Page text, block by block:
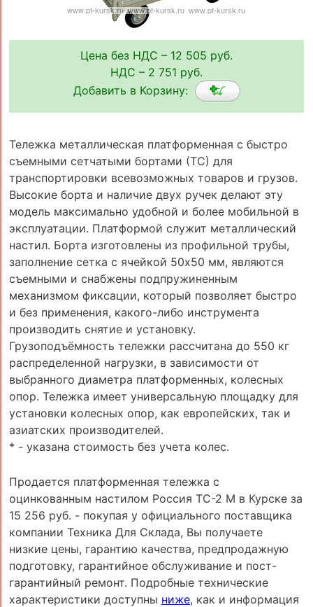
Цена без НДС – 12 505 руб.
НДС – 2 751 руб.
Добавить в Корзину:
Тележка металлическая платформенная с быстро
съемными сетчатыми бортами (ТС) для
транспортировки всевозможных товаров и грузов.
Высокие борта и наличие двух ручек делают эту
модель максимально удобной и более мобильной в
эксплуатации. Платформой служит металлический
настил. Борта изготовлены из профильной трубы,
заполнение сетка с ячейкой 50х50 мм, являются
съемными и снабжены подпружиненным
механизмом фиксации, который позволяет быстро
и без применения, какого-либо инструмента
производить снятие и установку.
Грузоподъёмность тележки рассчитана до 550 кг
распределенной нагрузки, в зависимости от
выбранного диаметра платформенных, колесных
опор. Тележка имеет универсальную площадку для
установки колесных опор, как европейских, так и
азиатских производителей.
* - указана стоимость без учета колес.
Продается платформенная тележка с
оцинкованным настилом Россия ТС-2 М в Курске за
15 256 руб. - покупая у официального поставщика
компании Техника Для Склада, Вы получаете
низкие цены, гарантию качества, предпродажную
подготовку, гарантийное обслуживание и пост-
гарантийный ремонт. Подробные технические
характеристики доступны ниже, как и информация